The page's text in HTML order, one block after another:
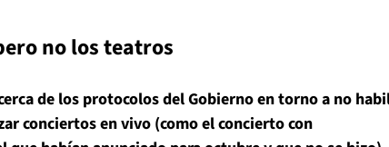
no los teatros
de los protocolos del Gobierno en torno a no
conciertos en vivo (como el concierto con